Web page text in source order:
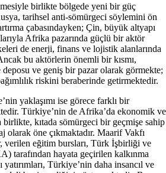
birlikte bölgede yeni bir güç
tarihsel anti-sömürgeci söylemini ön
çabasındayken; Çin, büyük altyapı
Afrika pazarında güçlü bir aktör
de enerji, finans ve lojistik alanlarında
bu aktörlerin önemli bir kısmı,
ve geniş bir pazar olarak görmekte;
riskini beraberinde getirmektedir.
yaklaşımı ise görece farklı bir
Türkiye’nin de Afrika’da ekonomik ve
birlikte, kıtada sömürgeci bir geçmişe sahip
olarak öne çıkmaktadır. Maarif Vakfı
verilen eğitim bursları, Türk İşbirliği ve
tarafından hayata geçirilen kalkınma
Türkiye’nin daha insancıl ve